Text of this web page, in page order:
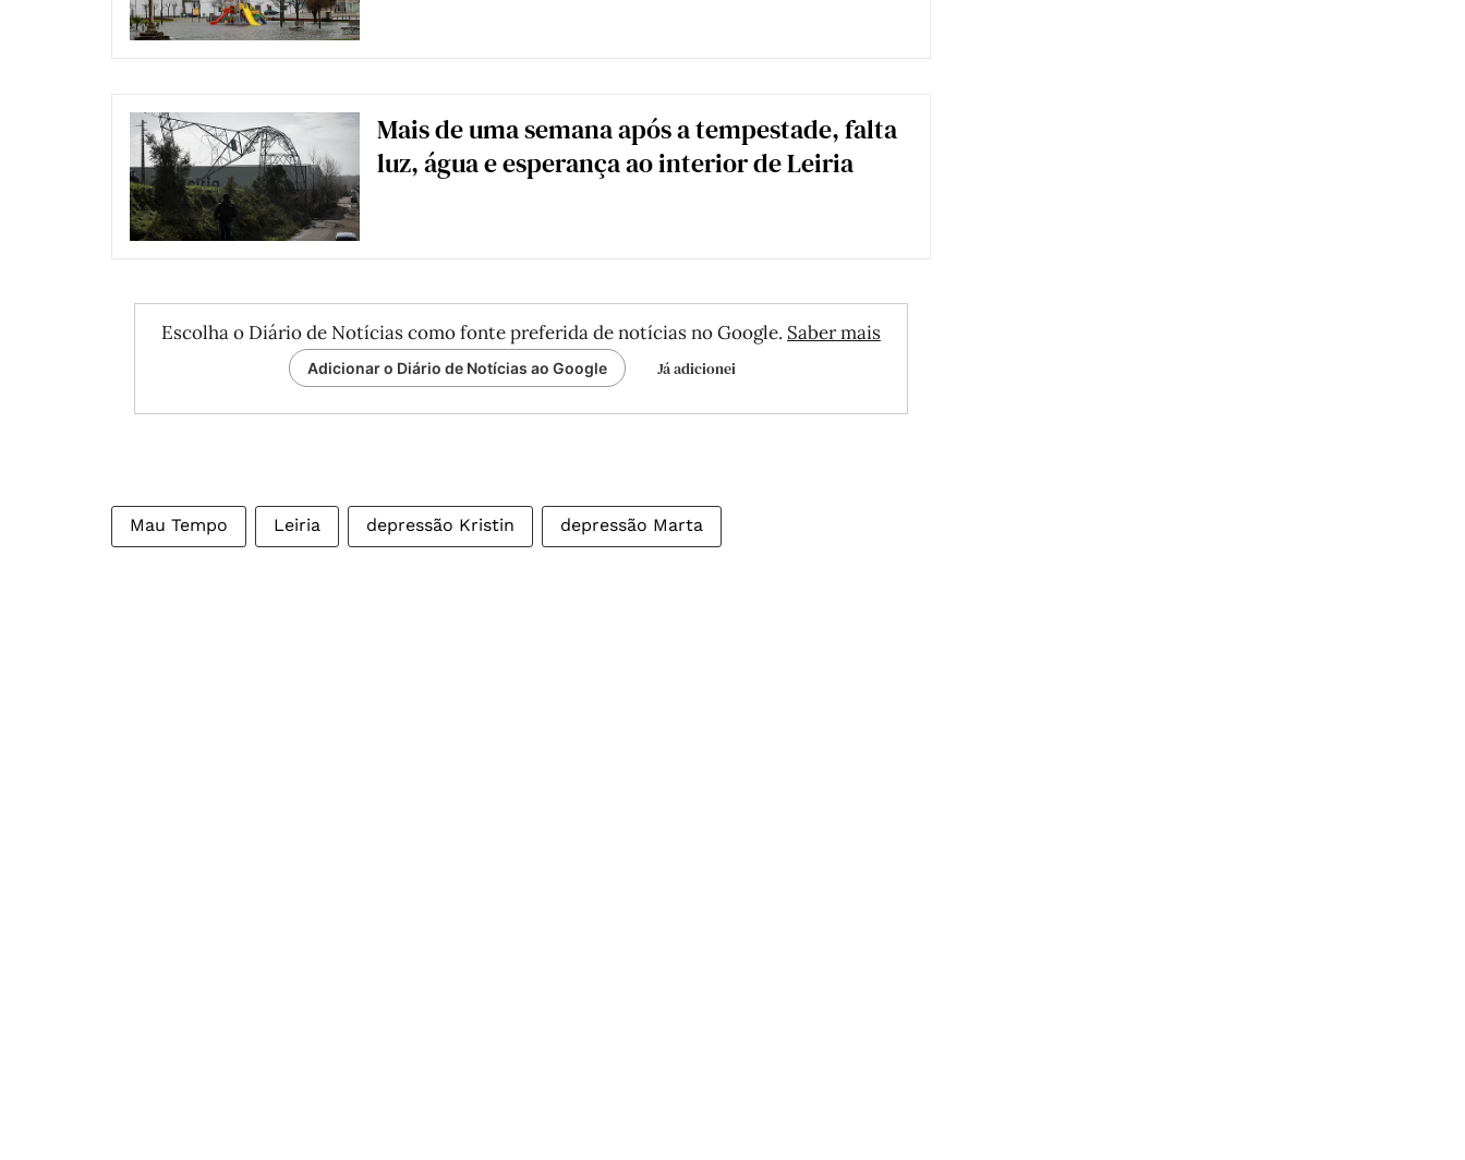
Mais de uma semana após a tempestade, falta
luz, água e esperança ao interior de Leiria
Escolha o Diário de Notícias como fonte preferida de notícias no Google. Saber mais
Adicionar o Diário de Notícias ao Google Já adicionei
Mau Tempo Leiria depressão Kristin depressão Marta